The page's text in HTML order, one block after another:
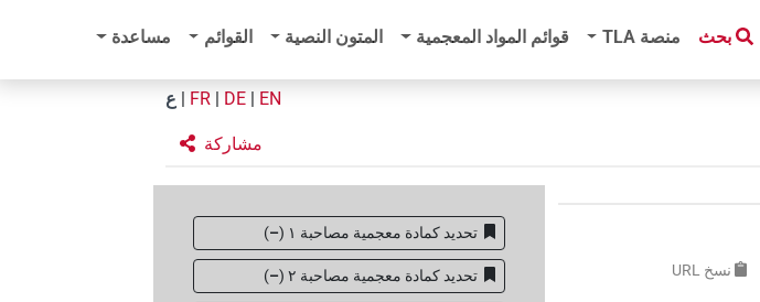
بحث منصة‏ ‏TLA قوائم المواد المعجمية المتون النصية القوائم مساعدة
EN
DE
FR ع
مشاركة
نسخ‏ ‏URL
تحديد كمادة معجمية مصاحبة ١ –
)
تحديد كمادة معجمية مصاحبة ٢ –
)